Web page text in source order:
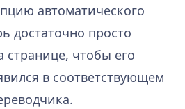
автоматического
достаточно просто
странице, чтобы его
в соответствующем